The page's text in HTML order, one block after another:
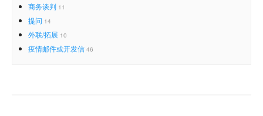
商务谈判 11
提问 14
外联/拓展 10
疫情邮件或开发信 46